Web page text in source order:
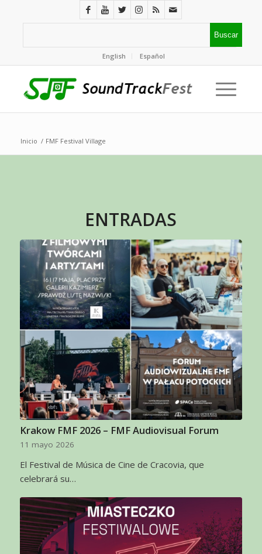
English Español
Inicio / FMF Festival Village
ENTRADAS
Krakow FMF 2026 – FMF Audiovisual Forum
11 mayo 2026
El Festival de Música de Cine de Cracovia, que
celebrará su…